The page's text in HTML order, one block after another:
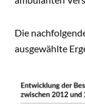
Die
ausgewählte